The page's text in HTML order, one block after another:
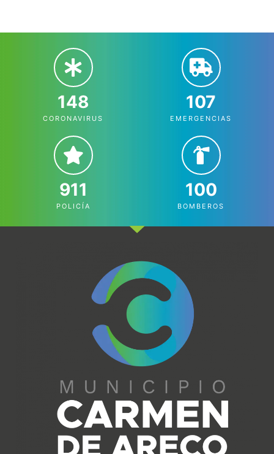
148
CORONAVIRUS
107
EMERGENCIAS
911
POLICÍA
100
BOMBEROS